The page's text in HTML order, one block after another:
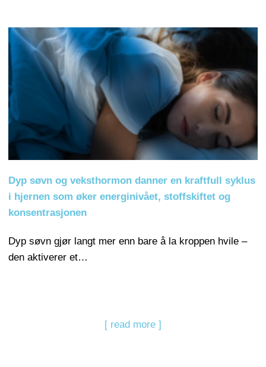
Dyp søvn og veksthormon danner en kraftfull syklus
i hjernen som øker energinivået, stoffskiftet og
konsentrasjonen
Dyp søvn gjør langt mer enn bare å la kroppen hvile –
den aktiverer et…
[ read more ]